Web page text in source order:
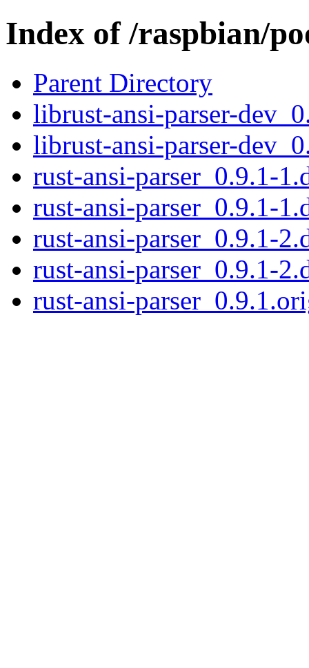
Index of /raspbian/
Parent Directory
librust-ansi-parser-
librust-ansi-parser-
rust-ansi-parser_0.9.1-
rust-ansi-parser_0.9.1-
rust-ansi-parser_0.9.1-
rust-ansi-parser_0.9.1-
rust-ansi-